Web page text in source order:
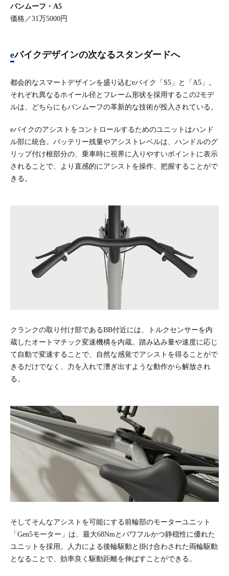
バンムーフ・A5
価格／31万5000円
eバイクデザインの次なるスタンダードへ
都会的なスマートデザインを盛り込むeバイク「S5」と「A5」。
それぞれ異なるホイール径とフレーム形状を採用するこの2モデ
ルは、どちらにもバンムーフの革新的な技術が投入されている。
eバイクのアシストをコントロールするためのユニットはハンド
ル部に統合。バッテリー残量やアシストレベルは、ハンドルのグ
リップ付け根部分の、乗車時に視界に入りやすいポイントに表示
されることで、より直感的にアシストを操作、把握することがで
きる。
クランクの取り付け部であるBB付近には、トルクセンサーを内
蔵したオートマチック変速機構を内蔵。踏み込み量や速度に応じ
て自動で変速することで、自然な感覚でアシストを得ることがで
きるだけでなく、力を入れて漕ぎ出すような動作から解放され
る。
そしてそんなアシストを可能にする前輪部のモーターユニット
「Gen5モーター」は、最大68Nmとパワフルかつ静穏性に優れた
ユニットを採用。人力による後輪駆動と掛け合わされた両輪駆動
となることで、効率良く駆動距離を伸ばすことができる。